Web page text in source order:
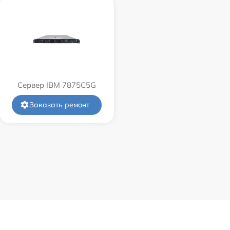
Сервер IBM 7875C5G
Заказать ремонт